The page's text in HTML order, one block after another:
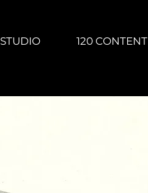
STUDIO 120 CONTENT